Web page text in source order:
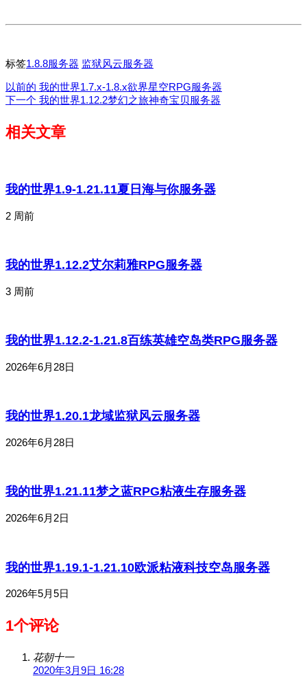
标签1.8.8服务器 监狱风云服务器
以前的 我的世界1.7.x-1.8.x欲界星空RPG服务器
下一个 我的世界1.12.2梦幻之旅神奇宝贝服务器
相关文章
我的世界1.9-1.21.11夏日海与你服务器
2 周前
我的世界1.12.2艾尔莉雅RPG服务器
3 周前
我的世界1.12.2-1.21.8百练英雄空岛类RPG服务器
2026年6月28日
我的世界1.20.1龙域监狱风云服务器
2026年6月28日
我的世界1.21.11梦之蓝RPG粘液生存服务器
2026年6月2日
我的世界1.19.1-1.21.10欧派粘液科技空岛服务器
2026年5月5日
1个评论
花朝十一
2020年3月9日 16:28